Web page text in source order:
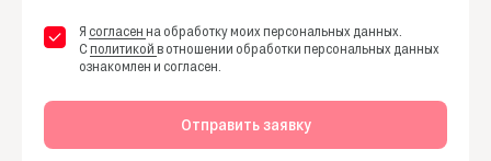
Я согласен на обработку моих персональных данных.
Сполитикой в отношении обработки персональных данных
ознакомлен и согласен.
Отправить заявку